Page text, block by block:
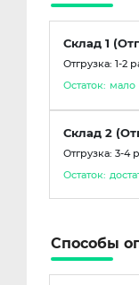
Склад 1
Отгрузка: 1-2
Остаток: мало
Склад 2
Отгрузка: 3-4
Остаток:
Способы